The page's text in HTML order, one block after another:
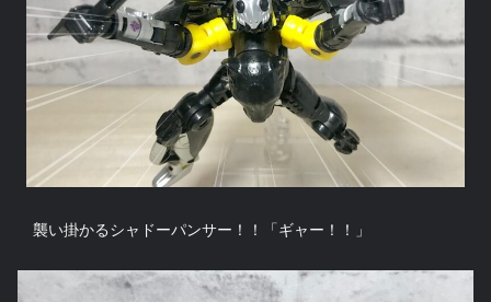
襲い掛かるシャドーパンサー！！「ギャー！！」